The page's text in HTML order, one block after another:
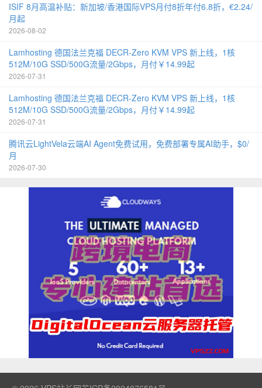
ISIF 8月高温补贴：新加坡/香港国际VPS月付8折年付6.8折，€2.24/
月起
2026-08-02
Lamhosting 德国法兰克福 DECR-Zero KVM VPS 新上线，1核
512M/10G SSD/500G流量/2Gbps，月付￥14.99起
2026-07-31
Lamhosting 德国法兰克福 DECR-Zero KVM VPS 新上线，1核
512M/10G SSD/500G流量/2Gbps，月付￥14.99起
2026-07-31
腾讯云LightVela云端AI Agent免费试用，免费部署专属AI助手，$0/
月
2026-07-30